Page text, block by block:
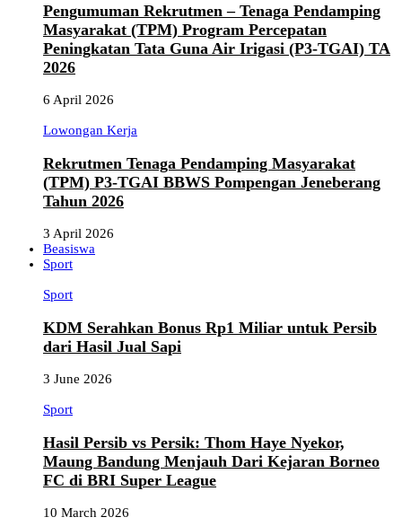
Pengumuman Rekrutmen – Tenaga Pendamping
Masyarakat (TPM) Program Percepatan
Peningkatan Tata Guna Air Irigasi (P3-TGAI) TA
2026
6 April 2026
Lowongan Kerja
Rekrutmen Tenaga Pendamping Masyarakat
(TPM) P3-TGAI BBWS Pompengan Jeneberang
Tahun 2026
3 April 2026
Beasiswa
Sport
Sport
KDM Serahkan Bonus Rp1 Miliar untuk Persib
dari Hasil Jual Sapi
3 June 2026
Sport
Hasil Persib vs Persik: Thom Haye Nyekor,
Maung Bandung Menjauh Dari Kejaran Borneo
FC di BRI Super League
10 March 2026